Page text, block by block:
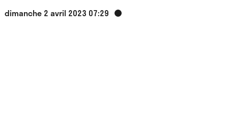
dimanche 2 avril 2023 07:29